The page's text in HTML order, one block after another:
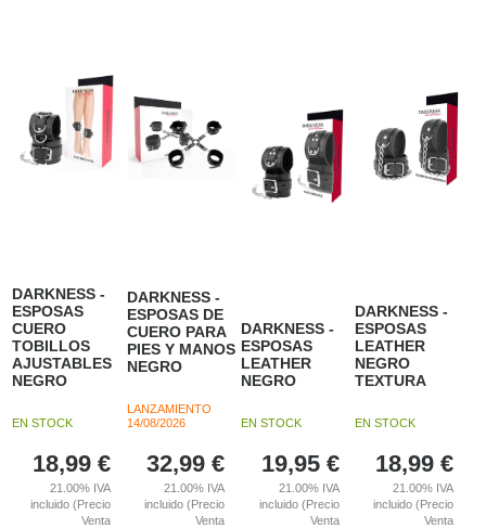
DARKNESS -
ESPOSAS
CUERO
TOBILLOS
AJUSTABLES
NEGRO
EN STOCK
18,99 €
21.00% IVA
incluido (Precio
Venta
DARKNESS -
ESPOSAS DE
CUERO PARA
PIES Y MANOS
NEGRO
LANZAMIENTO
14/08/2026
32,99 €
21.00% IVA
incluido (Precio
Venta
DARKNESS -
ESPOSAS
LEATHER
NEGRO
EN STOCK
19,95 €
21.00% IVA
incluido (Precio
Venta
DARKNESS -
ESPOSAS
LEATHER
NEGRO
TEXTURA
EN STOCK
18,99 €
21.00% IVA
incluido (Precio
Venta